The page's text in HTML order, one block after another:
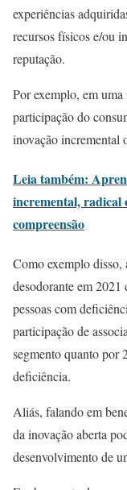
experiências
recursos físicos e/ou
reputação.
Por exemplo, em
participação do
inovação incremental
Leia também:
incremental, radical
compreensão
Como exemplo
desodorante em 2021
pessoas com
participação de
segmento quanto por
deficiência.
Aliás, falando em
da inovação aberta
desenvolvimento de